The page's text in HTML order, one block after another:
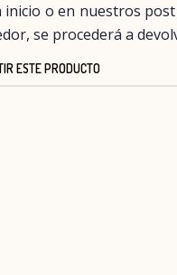
inicio o en nuestros
se procederá a
ESTE PRODUCTO